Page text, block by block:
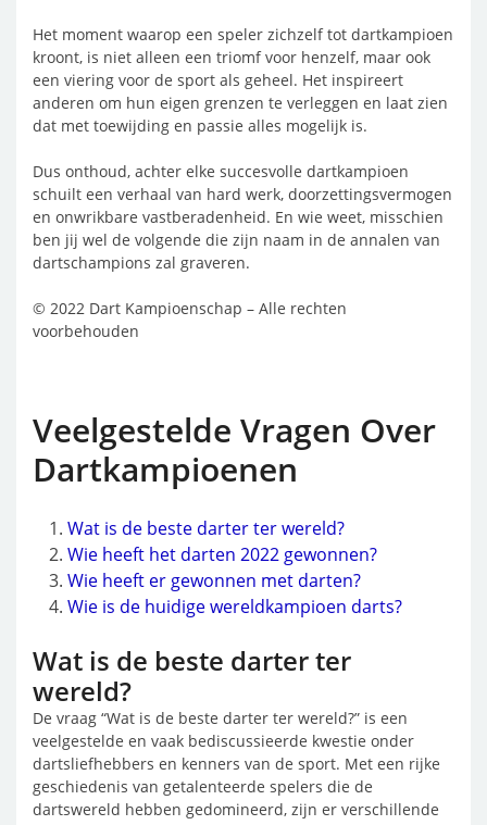
Het moment waarop een speler zichzelf tot dartkampioen
kroont, is niet alleen een triomf voor henzelf, maar ook
een viering voor de sport als geheel. Het inspireert
anderen om hun eigen grenzen te verleggen en laat zien
dat met toewijding en passie alles mogelijk is.
Dus onthoud, achter elke succesvolle dartkampioen
schuilt een verhaal van hard werk, doorzettingsvermogen
en onwrikbare vastberadenheid. En wie weet, misschien
ben jij wel de volgende die zijn naam in de annalen van
dartschampions zal graveren.
© 2022 Dart Kampioenschap – Alle rechten
voorbehouden
Veelgestelde Vragen Over
Dartkampioenen
Wat is de beste darter ter wereld?
Wie heeft het darten 2022 gewonnen?
Wie heeft er gewonnen met darten?
Wie is de huidige wereldkampioen darts?
Wat is de beste darter ter
wereld?
De vraag “Wat is de beste darter ter wereld?” is een
veelgestelde en vaak bediscussieerde kwestie onder
dartsliefhebbers en kenners van de sport. Met een rijke
geschiedenis van getalenteerde spelers die de
dartswereld hebben gedomineerd, zijn er verschillende